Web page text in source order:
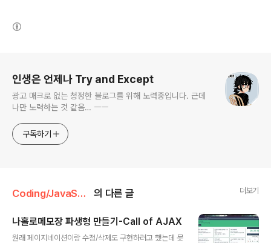
인생은 언제나 Try and Except
광고 매크로 없는 청정한 블로그를 위해 노력중입니다. 근데
나만 노력하는 것 같음… ㅡㅡ
구독하기
Coding/JavaScript 의 다른 글 더보기
나홀로메모장 파생형 만들기-Call of AJAX
원래 페이지네이션이랑 수정/삭제도 구현하려고 했는데 못